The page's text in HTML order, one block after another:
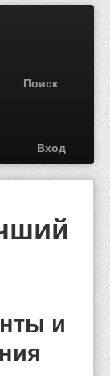
Поиск
Вход
и